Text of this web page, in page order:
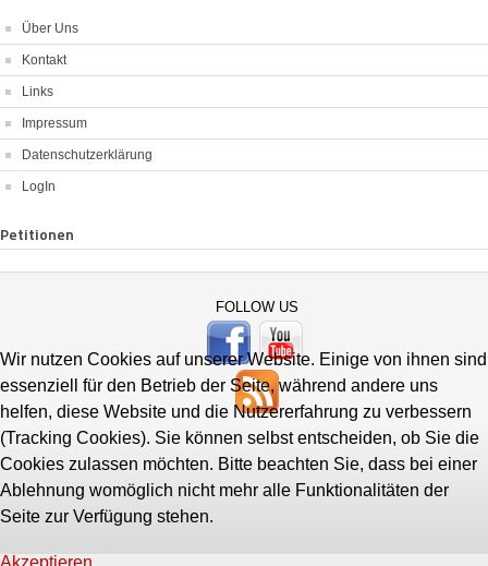
Über Uns
Kontakt
Links
Impressum
Datenschutzerklärung
LogIn
Petitionen
FOLLOW US
Wir nutzen Cookies auf unserer Website. Einige von ihnen sind
essenziell für den Betrieb der Seite, während andere uns
helfen, diese Website und die Nutzererfahrung zu verbessern
(Tracking Cookies). Sie können selbst entscheiden, ob Sie die
Cookies zulassen möchten. Bitte beachten Sie, dass bei einer
Ablehnung womöglich nicht mehr alle Funktionalitäten der
Seite zur Verfügung stehen.
Akzeptieren